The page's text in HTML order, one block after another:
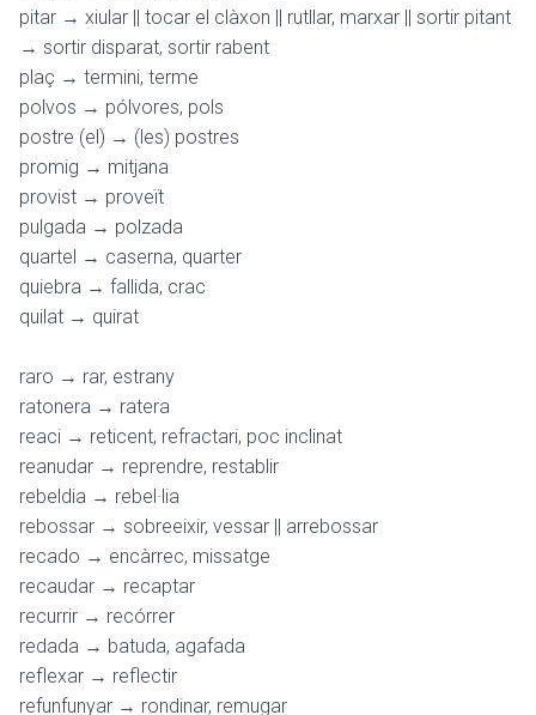
pitar → xiular || tocar el clàxon || rutllar, marxar || sortir pitant
→ sortir disparat, sortir rabent
plaç → termini, terme
polvos → pólvores, pols
postre (el) → (les) postres
promig → mitjana
provist → proveït
pulgada → polzada
quartel → caserna, quarter
quiebra → fallida, crac
quilat → quirat
raro → rar, estrany
ratonera → ratera
reaci → reticent, refractari, poc inclinat
reanudar → reprendre, restablir
rebeldia → rebel·lia
rebossar → sobreeixir, vessar || arrebossar
recado → encàrrec, missatge
recaudar → recaptar
recurrir → recórrer
redada → batuda, agafada
reflexar → reflectir
refunfunyar → rondinar, remugar